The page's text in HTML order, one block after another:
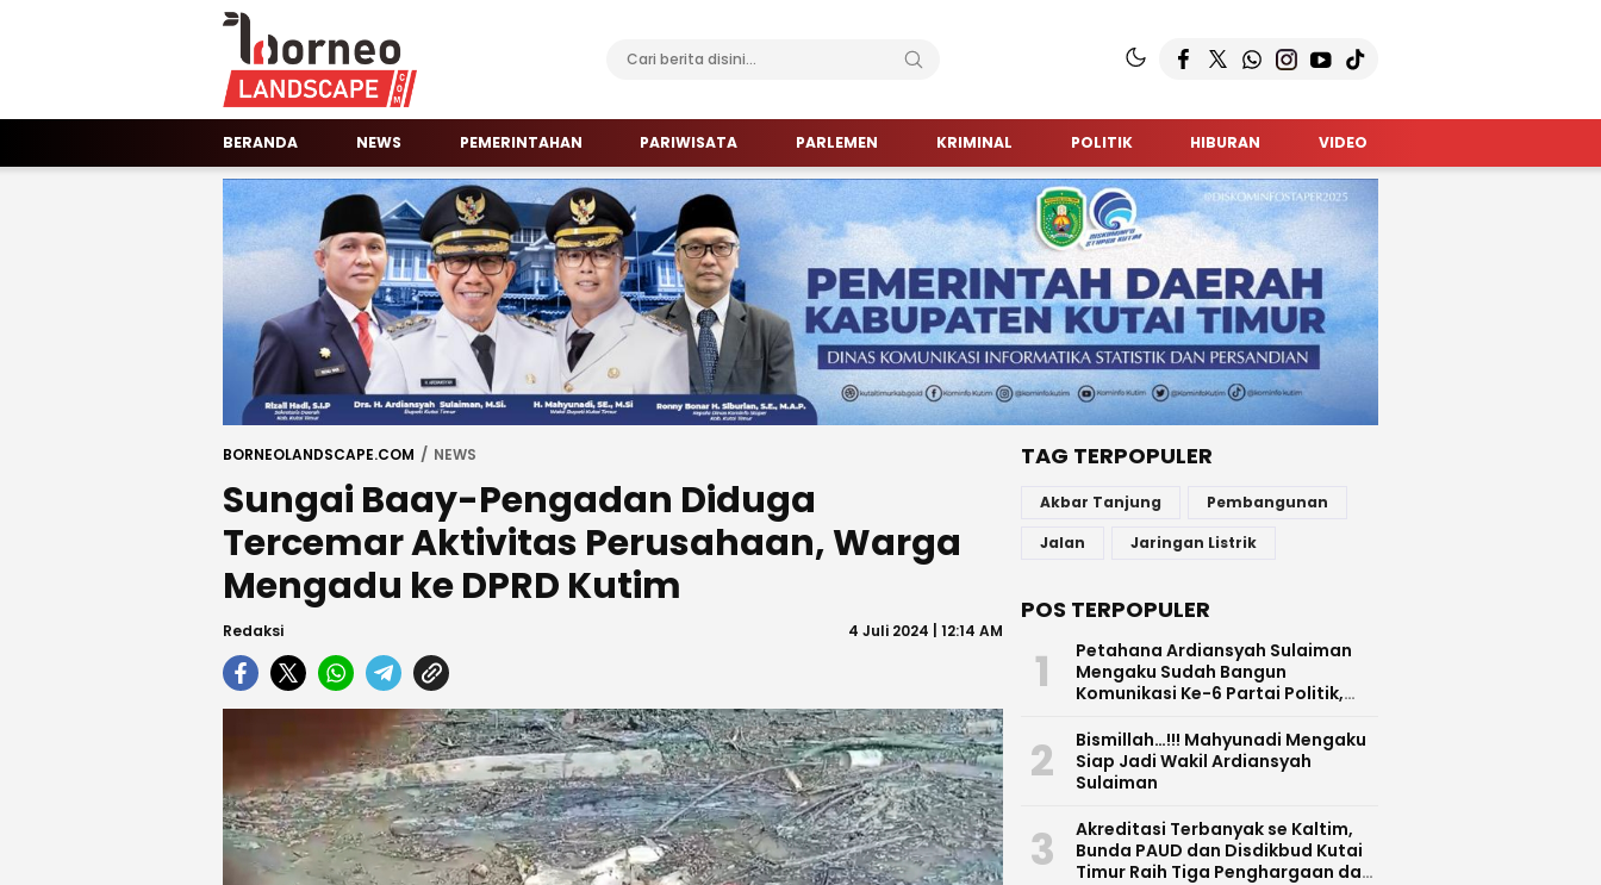
Borneolandscape.com
Portal Informasi Terkini
BERANDA NEWS PEMERINTAHAN PARIWISATA PARLEMEN KRIMINAL POLITIK HIBURAN VIDEO
BORNEOLANDSCAPE.COM NEWS
Sungai Baay-Pengadan Diduga
Tercemar Aktivitas Perusahaan, Warga
Mengadu ke DPRD Kutim
Redaksi 4 Juli 2024 | 12:14 AM
TAG TERPOPULER
Akbar Tanjung
Pembangunan
Jalan
Jaringan Listrik
POS TERPOPULER
1
Petahana Ardiansyah Sulaiman
Mengaku Sudah Bangun
Komunikasi Ke-6 Partai Politik,
2
Bismillah…!!! Mahyunadi Mengaku
Siap Jadi Wakil Ardiansyah
Sulaiman
3
Akreditasi Terbanyak se Kaltim,
Bunda PAUD dan Disdikbud Kutai
Timur Raih Tiga Penghargaan dari